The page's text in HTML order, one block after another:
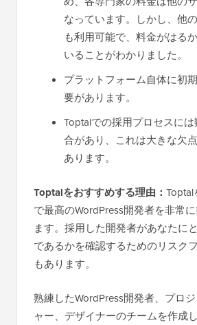
なっています。しかし、他
も利用可能で、料金がはる
いることがわかりました。
プラットフォーム自体に初
要があります。
Toptalでの採用プロセスに
合があり、これは大きな欠
あります。
Toptalをおすすめする理由：
で最高のWordPress開発者を非常
ます。採用した開発者があなたに
であるかを確認するためのリスク
もあります。
熟練したWordPress開発者、プロ
ャー、デザイナーのチームを作成